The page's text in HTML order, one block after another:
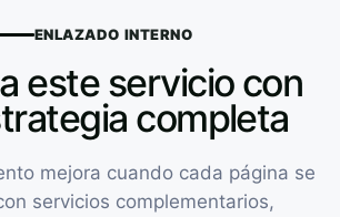
ENLAZADO INTERNO
este servicio con
completa
mejora cuando cada página se
servicios complementarios,